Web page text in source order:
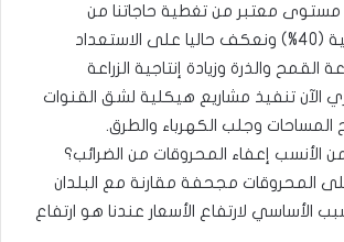
مستوى معتبر من تغطية حاجاتنا من
الخضروات الأساسية (40%) ونعكف حاليا على الاستعداد
القمح والذرة وزيادة إنتاجية الزراعة
الآن تنفيذ مشاريع هيكلية لشق القنوات
المساحات وجلب الكهرباء والطرق.
من الأنسب إعفاء المحروقات من الضرائب؟
المحروقات مجحفة مقارنة مع البلدان
الأساسي لارتفاع الأسعار عندنا هو ارتفاع